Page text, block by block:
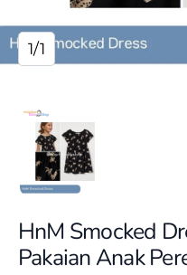
1/1
HnM Smocked
Pakaian Anak